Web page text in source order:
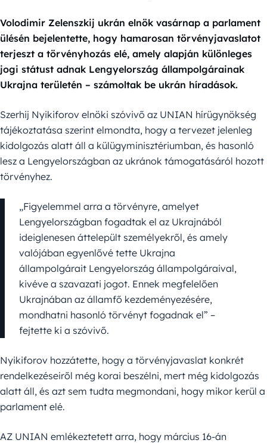
Volodimir Zelenszkij ukrán elnök vasárnap a parlament
ülésén bejelentette, hogy hamarosan törvényjavaslatot
terjeszt a törvényhozás elé, amely alapján különleges
jogi státust adnak Lengyelország állampolgárainak
Ukrajna területén – számoltak be ukrán híradások.
Szerhij Nyikiforov elnöki szóvivő az UNIAN hírügynökség
tájékoztatása szerint elmondta, hogy a tervezet jelenleg
kidolgozás alatt áll a külügyminisztériumban, és hasonló
lesz a Lengyelországban az ukránok támogatásáról hozott
törvényhez.
„Figyelemmel arra a törvényre, amelyet
Lengyelországban fogadtak el az Ukrajnából
ideiglenesen áttelepült személyekről, és amely
valójában egyenlővé tette Ukrajna
állampolgárait Lengyelország állampolgáraival,
kivéve a szavazati jogot. Ennek megfelelően
Ukrajnában az államfő kezdeményezésére,
mondhatni hasonló törvényt fogadnak el” –
fejtette ki a szóvivő.
Nyikiforov hozzátette, hogy a törvényjavaslat konkrét
rendelkezéseiről még korai beszélni, mert még kidolgozás
alatt áll, és azt sem tudta megmondani, hogy mikor kerül a
parlament elé.
AZ UNIAN emlékeztetett arra, hogy március 16-án